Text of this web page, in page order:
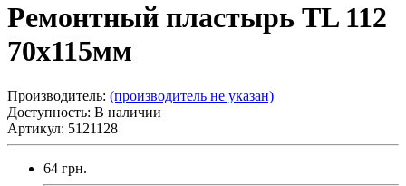
Ремонтный пластырь TL 112
70х115мм
Производитель: (производитель не указан)
Доступность: В наличии
Артикул: 5121128
64 грн.